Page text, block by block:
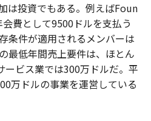
は投資でもある。例えばFoun
費として9500ドルを支払う
条件が適用されるメンバーは
最低年間売上要件は、ほとん
ービス業では300万ドルだ。平
万ドルの事業を運営している